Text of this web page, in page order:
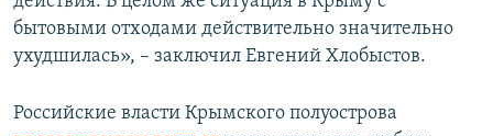
бытовыми отходами действительно значительно
ухудшилась», – заключил Евгений Хлобыстов.
Российские власти Крымского полуострова